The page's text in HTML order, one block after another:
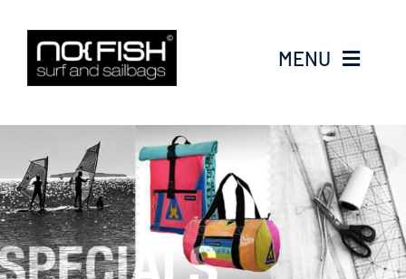
Inhalt
springen
MENU
Taschen
Accessoires
Sporttaschen